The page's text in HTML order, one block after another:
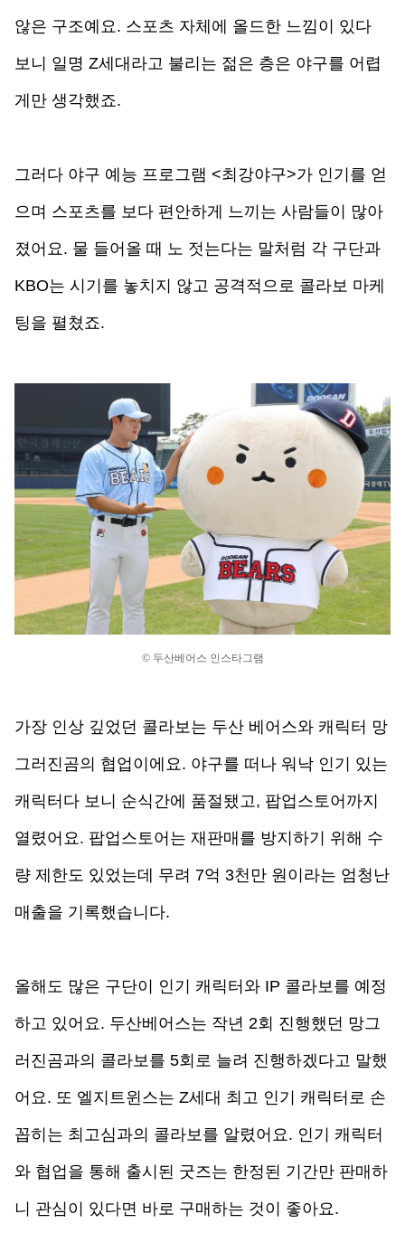
않은 구조예요. 스포츠 자체에 올드한 느낌이 있다
보니 일명 Z세대라고 불리는 젊은 층은 야구를 어렵
게만 생각했죠.
그러다 야구 예능 프로그램 <최강야구>가 인기를 얻
으며 스포츠를 보다 편안하게 느끼는 사람들이 많아
졌어요. 물 들어올 때 노 젓는다는 말처럼 각 구단과
KBO는 시기를 놓치지 않고 공격적으로 콜라보 마케
팅을 펼쳤죠.
© 두산베어스 인스타그램
가장 인상 깊었던 콜라보는 두산 베어스와 캐릭터 망
그러진곰의 협업이에요. 야구를 떠나 워낙 인기 있는
캐릭터다 보니 순식간에 품절됐고, 팝업스토어까지
열렸어요. 팝업스토어는 재판매를 방지하기 위해 수
량 제한도 있었는데 무려 7억 3천만 원이라는 엄청난
매출을 기록했습니다.
올해도 많은 구단이 인기 캐릭터와 IP 콜라보를 예정
하고 있어요. 두산베어스는 작년 2회 진행했던 망그
러진곰과의 콜라보를 5회로 늘려 진행하겠다고 말했
어요. 또 엘지트윈스는 Z세대 최고 인기 캐릭터로 손
꼽히는 최고심과의 콜라보를 알렸어요. 인기 캐릭터
와 협업을 통해 출시된 굿즈는 한정된 기간만 판매하
니 관심이 있다면 바로 구매하는 것이 좋아요.